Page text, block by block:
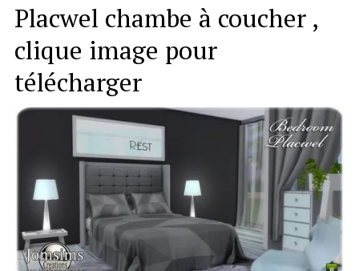
Placwel chambe à coucher ,
clique image pour
télécharger